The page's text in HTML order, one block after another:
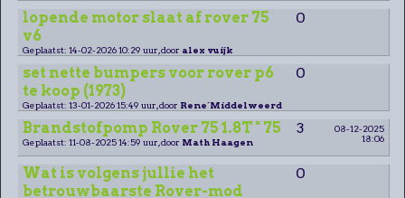
lopende motor slaat af rover 75
v6
0
Geplaatst: 14-02-2026 10:29 uur, door alex vuijk
set nette bumpers voor rover p6
te koop (1973)
0
Geplaatst: 13-01-2026 15:49 uur, door Rene´Middelweerd
Brandstofpomp Rover 75 1.8T " 75 3
08-12-2025
18:06
Geplaatst: 11-08-2025 14:59 uur, door Math Haagen
Wat is volgens jullie het
betrouwbaarste Rover-mod
0